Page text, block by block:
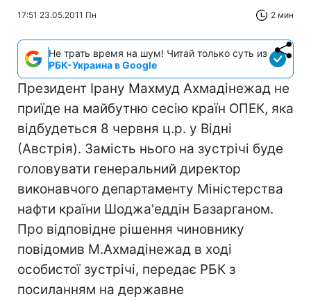
17:51 23.05.2011 Пн 2 мин
Не трать время на шум! Читай только суть из
РБК-Украина в Google
Президент Ірану Махмуд Ахмадінежад не
приїде на майбутню сесію країн ОПЕК, яка
відбудеться 8 червня ц.р. у Відні
(Австрія). Замість нього на зустрічі буде
головувати генеральний директор
виконавчого департаменту Міністерства
нафти країни Шоджа'еддін Базарганом.
Про відповідне рішення чиновнику
повідомив М.Ахмадінежад в ході
особистої зустрічі, передає РБК з
посиланням на державне